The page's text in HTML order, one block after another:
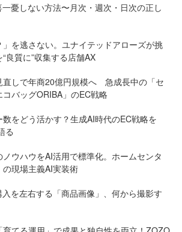
憂しない方法〜月次・週次・日次の正し
」を逃さない。ユナイテッドアローズが挑
良質に”収集する店舗AX
直しで年商20億円規模へ 急成長中の「セ
コバッグORIBA」のEC戦略
をどう活かす？生成AI時代のEC戦略を
る
ウハウをAI活用で標準化。ホームセンタ
の現場主義AI実装術
を左右する「商品画像」、何から撮影す